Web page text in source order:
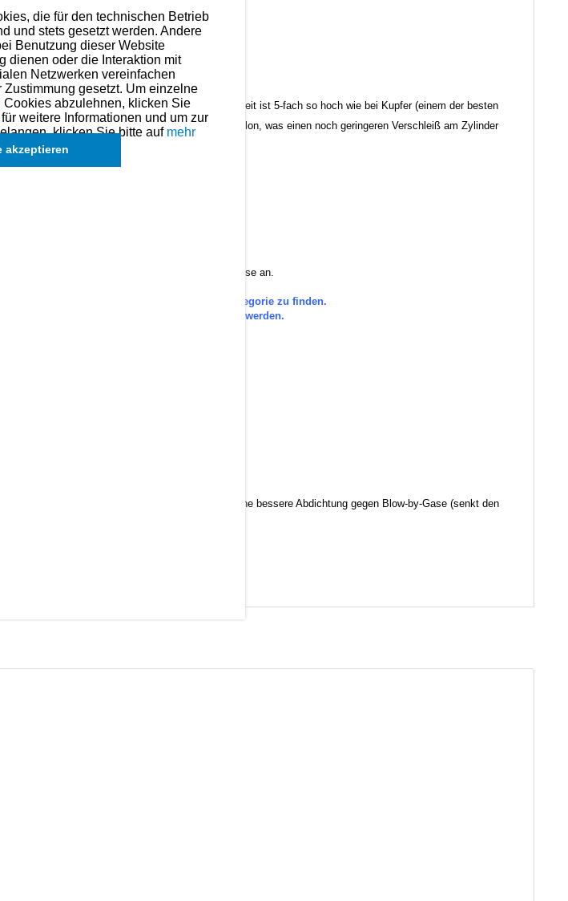
mm)
aufgebracht wird.
Ringe noch weiter minimiert. Die Wärmeleitfähigkeit ist 5-fach so hoch wie bei Kupfer (einem der besten
nur halb so groß wie der von Teflon, was einen noch geringeren Verschleiß am Zylinder
es aktuell am Markt gibt.
in der Kategorien-Übersicht oder fragen Sie diese an.
der übergeordneten Kategorie zu finden.
angefragt werden.
ermöglicht eine bessere Ölhaftung und somit eine bessere Abdichtung gegen Blow-by-Gase (senkt den
die für den technischen Betrieb
und stets gesetzt werden. Andere
Benutzung dieser Website
dienen oder die Interaktion mit
Netzwerken vereinfachen
gesetzt. Um einzelne
abzulehnen, klicken Sie
für weitere Informationen und um zur
klicken Sie bitte auf mehr
akzeptieren